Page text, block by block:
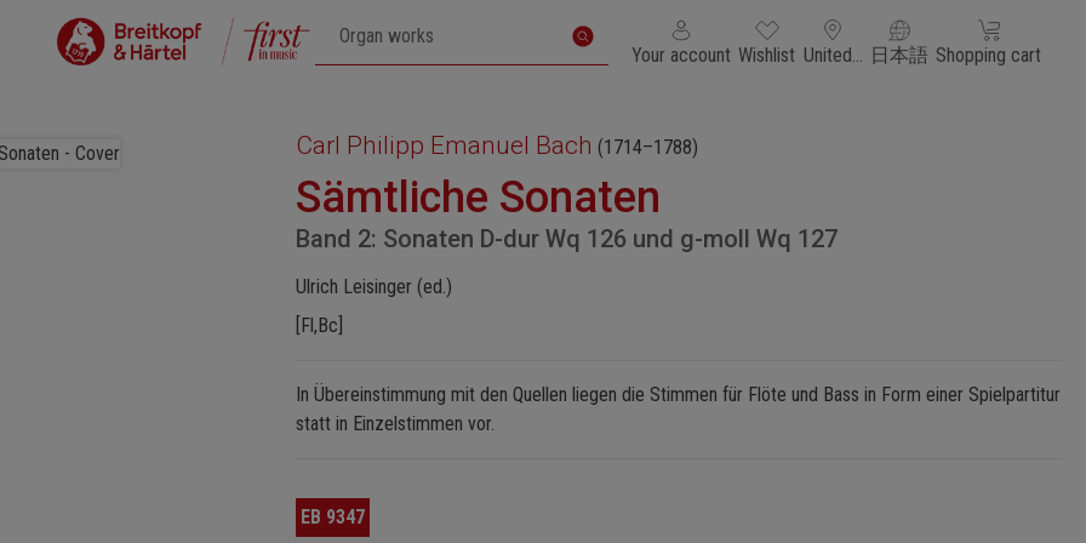
Your account You have 0 wishlist items
Wishlist United States of America
日本語 Shopping cart
Shopping cart
Carl Philipp Emanuel Bach (1714–1788)
Sämtliche Sonaten
Band 2: Sonaten D-dur Wq 126 und g-moll Wq 127
Ulrich Leisinger (ed.)
[Fl,Bc]
In Übereinstimmung mit den Quellen liegen die Stimmen für Flöte und Bass in Form einer Spielpartitur
statt in Einzelstimmen vor.
EB 9347